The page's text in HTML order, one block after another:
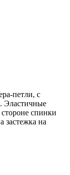
петли, с
Эластичные
спинки
застежка на